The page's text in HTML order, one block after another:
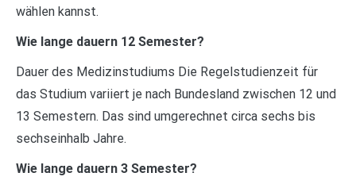
wählen kannst.
Wie lange dauern 12 Semester?
Dauer des Medizinstudiums Die Regelstudienzeit für
das Studium variiert je nach Bundesland zwischen 12 und
13 Semestern. Das sind umgerechnet circa sechs bis
sechseinhalb Jahre.
Wie lange dauern 3 Semester?